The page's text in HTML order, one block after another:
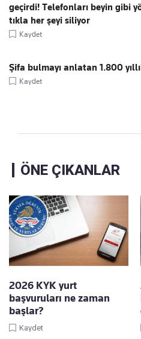
geçirdi! Telefonları beyin gibi
tıkla her şeyi siliyor
Kaydet
Şifa bulmayı anlatan 1.800
Kaydet
ÖNE ÇIKANLAR
2026 KYK yurt
başvuruları ne zaman
başlar?
Kaydet